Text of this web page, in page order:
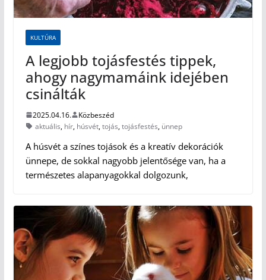
KULTÚRA
A legjobb tojásfestés tippek,
ahogy nagymamáink idejében
csinálták
2025.04.16.
Közbeszéd
aktuális, hír, húsvét,tojás,tojásfestés, ünnep
A húsvét a színes tojások és a kreatív dekorációk
ünnepe, de sokkal nagyobb jelentősége van, ha a
természetes alapanyagokkal dolgozunk,